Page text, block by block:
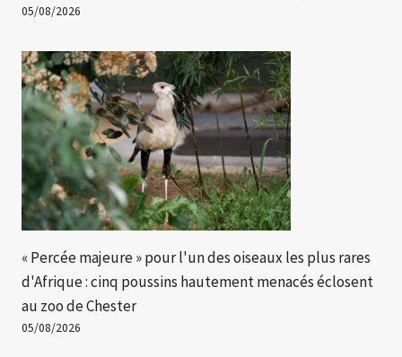
05/08/2026
« Percée majeure » ​​pour l'un des oiseaux les plus rares
d'Afrique : cinq poussins hautement menacés éclosent
au zoo de Chester
05/08/2026